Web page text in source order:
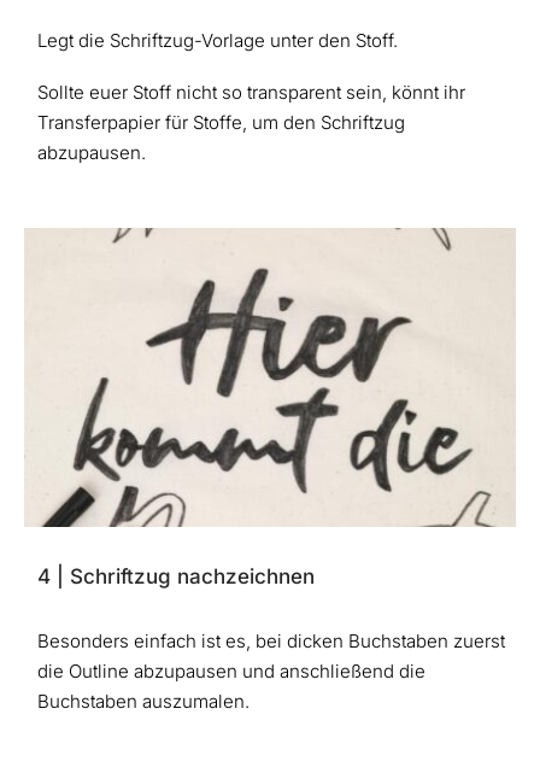
Legt die Schriftzug-Vorlage unter den Stoff.
Sollte euer Stoff nicht so transparent sein, könnt ihr
Transferpapier für Stoffe, um den Schriftzug
abzupausen.
4 | Schriftzug nachzeichnen
Besonders einfach ist es, bei dicken Buchstaben zuerst
die Outline abzupausen und anschließend die
Buchstaben auszumalen.